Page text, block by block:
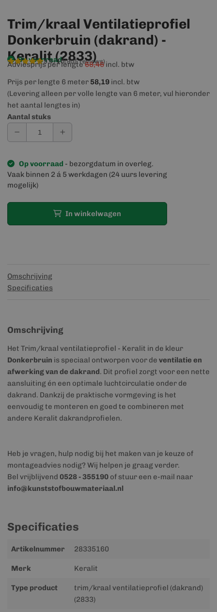
Trim/kraal Ventilatieprofiel
Donkerbruin (dakrand) -
Keralit (2833)
Op voorraad
9,4/10(905 reviews)
Adviesprijs per lengte68,46incl. btw
Prijs per lengte 6 meter 58,19 incl. btw
(Levering alleen per volle lengte van 6 meter, vul hieronder
het aantal lengtes in)
Aantal stuks
Op voorraad - bezorgdatum in overleg.
Vaak binnen 2 á 5 werkdagen (24 uurs levering
mogelijk)
In winkelwagen
Omschrijving
Specificaties
Omschrijving
Het Trim/kraal ventilatieprofiel - Keralit in de kleur
Donkerbruin is speciaal ontworpen voor de ventilatie en
afwerking van de dakrand. Dit profiel zorgt voor een nette
aansluiting én een optimale luchtcirculatie onder de
dakrand. Dankzij de praktische vormgeving is het
eenvoudig te monteren en goed te combineren met
andere Keralit dakrandprofielen.
Heb je vragen, hulp nodig bij het maken van je keuze of
montageadvies nodig? Wij helpen je graag verder.
Bel vrijblijvend 0528 - 355190 of stuur een e-mail naar
info@kunststofbouwmateriaal.nl
Specificaties
Meer
Artikelnummer 28335160
Merk Keralit
Type product
trim/kraal ventilatieprofiel (dakrand)
(2833)